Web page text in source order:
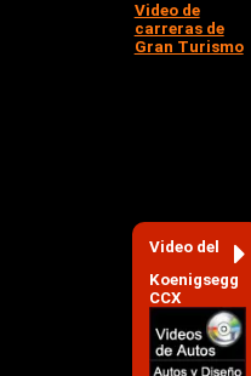
Video de
carreras de
Gran Turismo
Video del
Koenigsegg
CCX